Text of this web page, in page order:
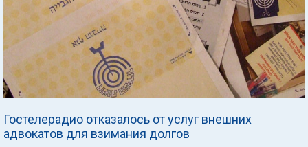
Гостелерадио отказалось от услуг внешних
адвокатов для взимания долгов